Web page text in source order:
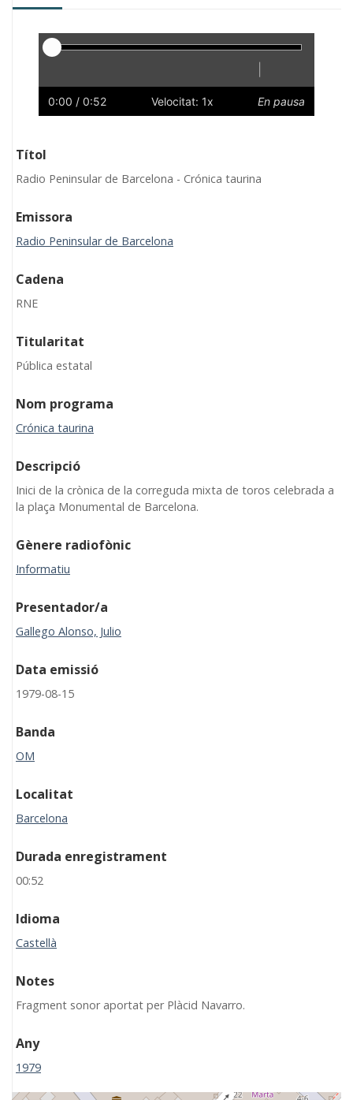
Reproductor
Lent
0:00 / 0:52 Velocitat: 1x En pausa
Títol
Radio Peninsular de Barcelona - Crónica taurina
Emissora
Radio Peninsular de Barcelona
Cadena
RNE
Titularitat
Pública estatal
Nom programa
Crónica taurina
Descripció
Inici de la crònica de la correguda mixta de toros celebrada a
la plaça Monumental de Barcelona.
Gènere radiofònic
Informatiu
Presentador/a
Gallego Alonso, Julio
Data emissió
1979-08-15
Banda
OM
Localitat
Barcelona
Durada enregistrament
00:52
Idioma
Castellà
Notes
Fragment sonor aportat per Plàcid Navarro.
Any
1979